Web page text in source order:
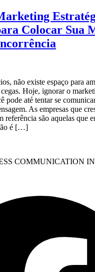
Colocar Sua
não existe espaço para
Hoje, ignorar o
pode até tentar se
As empresas que
referência são aquelas que
é […]
COMMUNICATION